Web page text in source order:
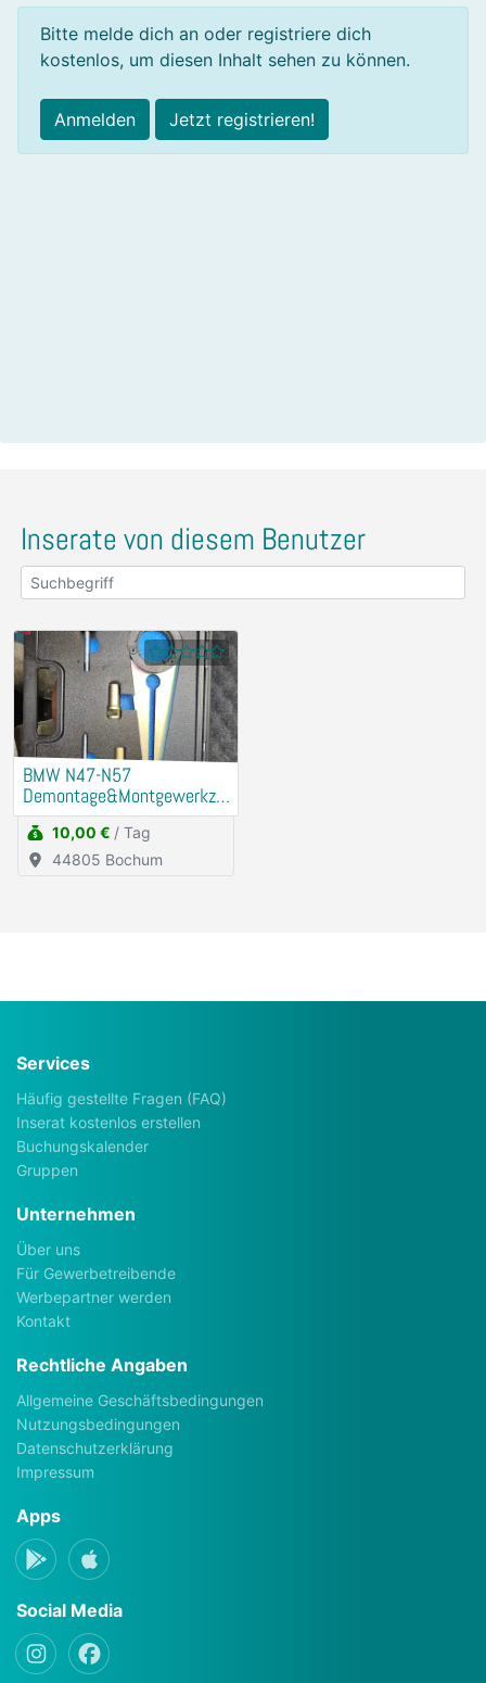
Bitte melde dich an oder registriere dich
kostenlos, um diesen Inhalt sehen zu können.
Anmelden Jetzt registrieren!
Inserate von diesem Benutzer
BMW N47-N57
Demontage&Montgewerkze
ug Riemenscheibe
Schwigungsdämfper
10,00 € / Tag
44805 Bochum
Services
Häufig gestellte Fragen (FAQ)
Inserat kostenlos erstellen
Buchungskalender
Gruppen
Unternehmen
Über uns
Für Gewerbetreibende
Werbepartner werden
Kontakt
Rechtliche Angaben
Allgemeine Geschäftsbedingungen
Nutzungsbedingungen
Datenschutzerklärung
Impressum
Apps
Social Media